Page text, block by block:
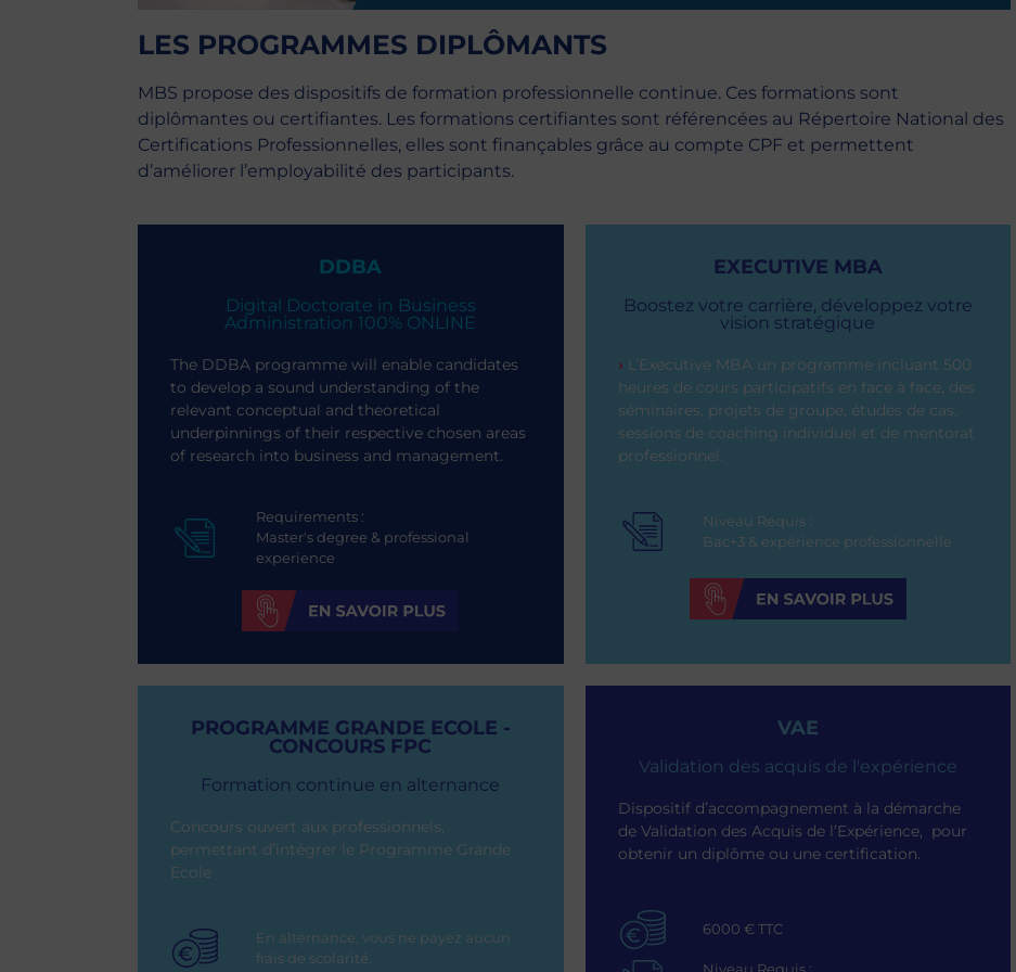
LES PROGRAMMES DIPLÔMANTS
MBS propose des dispositifs de formation professionnelle continue. Ces formations sont
diplômantes ou certifiantes. Les formations certifiantes sont référencées au Répertoire National des
Certifications Professionnelles, elles sont finançables grâce au compte CPF et permettent
d’améliorer l’employabilité des participants.
DDBA
Digital Doctorate in Business
Administration 100% ONLINE
The DDBA programme will enable candidates
to develop a sound understanding of the
relevant conceptual and theoretical
underpinnings of their respective chosen areas
of research into business and management.
Requirements :
Master's degree & professional
experience
EXECUTIVE MBA
Boostez votre carrière, développez votre
vision stratégique
› L’Executive MBA un programme incluant 500
heures de cours participatifs en face à face, des
séminaires, projets de groupe, études de cas,
sessions de coaching individuel et de mentorat
professionnel.
Niveau Requis :
Bac+3 & expérience professionnelle
PROGRAMME GRANDE ECOLE -
CONCOURS FPC
Formation continue en alternance
Concours ouvert aux professionnels,
permettant d’intégrer le Programme Grande
Ecole
En alternance, vous ne payez aucun
frais de scolarité.
VAE
Validation des acquis de l'expérience
Dispositif d’accompagnement à la démarche
de Validation des Acquis de l’Expérience, pour
obtenir un diplôme ou une certification.
6000 € TTC